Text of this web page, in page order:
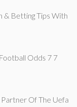
& Betting Tips With
Odds 7 7
Of The Uefa